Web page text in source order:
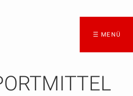
☰ MENÜ